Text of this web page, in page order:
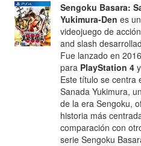
Sengoku Basara:
Yukimura-Den es un
videojuego de
and slash
Fue lanzado en
para PlayStation 4 y
Este título se centra
Sanada Yukimura,
de la era Sengoku,
historia más
comparación con
serie Sengoku